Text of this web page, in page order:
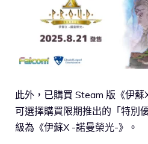
此外，已購買 Steam 版《伊
可選擇購買限期推出的「特別
級為《伊蘇X -諾曼榮光-》。